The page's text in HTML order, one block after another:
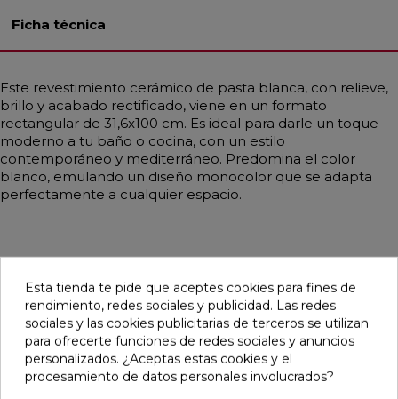
Ficha técnica
Este revestimiento cerámico de pasta blanca, con relieve,
brillo y acabado rectificado, viene en un formato
rectangular de 31,6x100 cm. Es ideal para darle un toque
moderno a tu baño o cocina, con un estilo
contemporáneo y mediterráneo. Predomina el color
blanco, emulando un diseño monocolor que se adapta
perfectamente a cualquier espacio.
Pensamos que te puede interesar
favorite favorite favorite
Esta tienda te pide que aceptes cookies para fines de
rendimiento, redes sociales y publicidad. Las redes
sociales y las cookies publicitarias de terceros se utilizan
para ofrecerte funciones de redes sociales y anuncios
personalizados. ¿Aceptas estas cookies y el
procesamiento de datos personales involucrados?